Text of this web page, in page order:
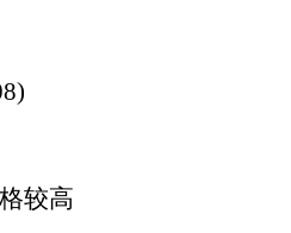
较高